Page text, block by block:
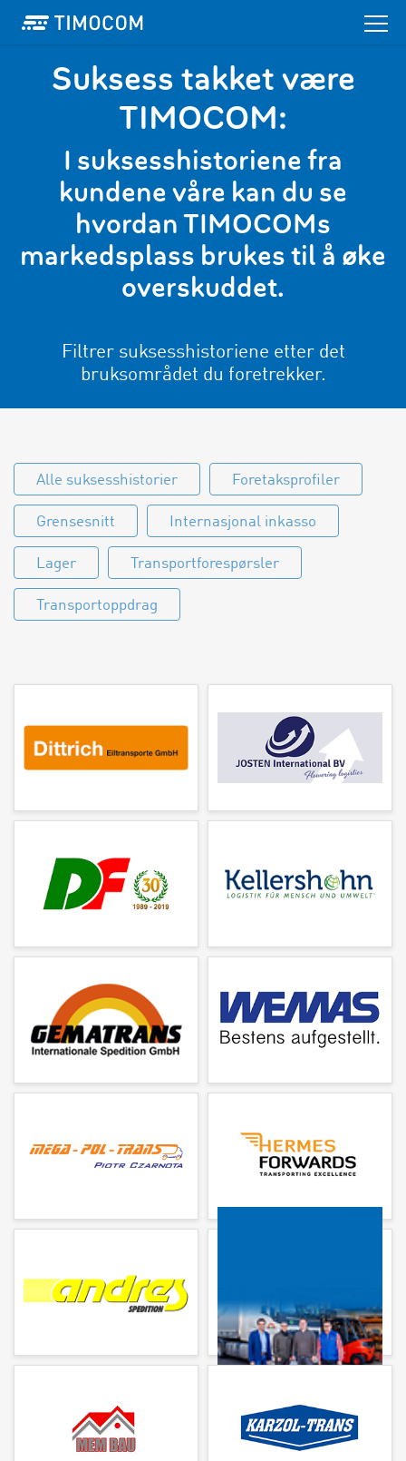
Suksess takket være
TIMOCOM:
I suksesshistoriene fra
kundene våre kan du se
hvordan TIMOCOMs
markedsplass brukes til å øke
overskuddet.
Filtrer suksesshistoriene etter det
bruksområdet du foretrekker.
Alle suksesshistorier Foretaksprofiler
Grensesnitt Internasjonal inkasso
Lager Transportforespørsler
Transportoppdrag